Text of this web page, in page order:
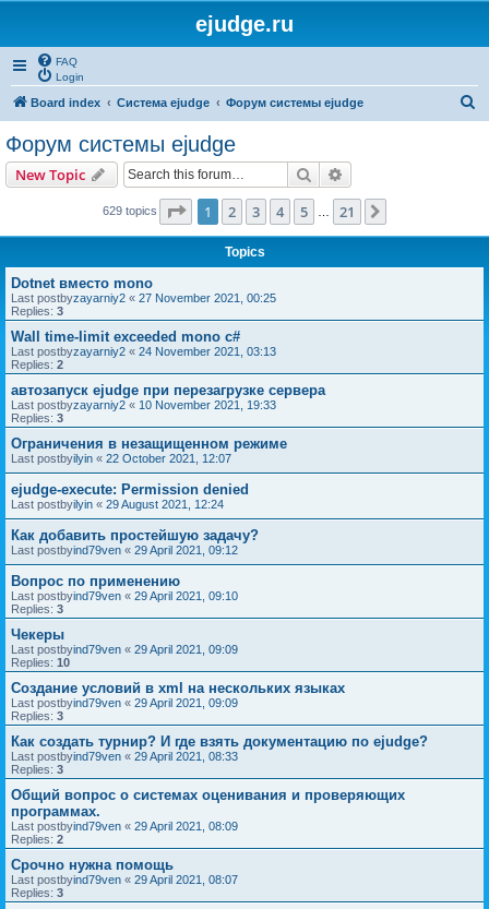
ejudge.ru
FAQ
Login
Board index Система ejudge Форум системы ejudge
Форум системы ejudge
New Topic Search
629 topics Page 1of 21
1 2 3 4 5 21
Topics
Dotnet вместо mono
Last postbyzayarniy2 « 27 November 2021, 00:25
Replies: 3
Wall time-limit exceeded mono c#
Last postbyzayarniy2 « 24 November 2021, 03:13
Replies: 2
автозапуск ejudge при перезагрузке сервера
Last postbyzayarniy2 « 10 November 2021, 19:33
Replies: 3
Ограничения в незащищенном режиме
Last postbyilyin « 22 October 2021, 12:07
ejudge-execute: Permission denied
Last postbyilyin « 29 August 2021, 12:24
Как добавить простейшую задачу?
Last postbyind79ven « 29 April 2021, 09:12
Вопрос по применению
Last postbyind79ven « 29 April 2021, 09:10
Replies: 3
Чекеры
Last postbyind79ven « 29 April 2021, 09:09
Replies: 10
Создание условий в xml на нескольких языках
Last postbyind79ven « 29 April 2021, 09:09
Replies: 3
Как создать турнир? И где взять документацию по ejudge?
Last postbyind79ven « 29 April 2021, 08:33
Replies: 3
Общий вопрос о системах оценивания и проверяющих
программах.
Last postbyind79ven « 29 April 2021, 08:09
Replies: 2
Срочно нужна помощь
Last postbyind79ven « 29 April 2021, 08:07
Replies: 3